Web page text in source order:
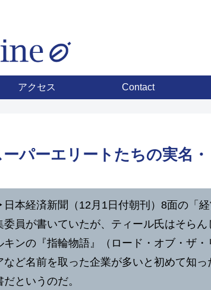
アクセス Contact
パーエリートたちの実名
本経済新聞（12月1日付朝刊）8面の「
委員が書いていたが、ティール氏はそら
キンの『指輪物語』（ロード・オブ・ザ
など名前を取った企業が多いと初めて知
だというのだ。